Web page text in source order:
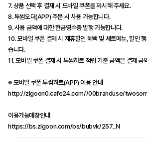
7. 상품 선택 후 결제 시 모바일 쿠폰을 제시해 주세요.
8. 투썸오더(APP) 주문 시 사용 가능합니다.
9. 사용 금액에 대한 현금영수증 발행 가능합니다.
10. 모바일 쿠폰 결제 시 제휴할인 혜택 및 세트메뉴, 할인
습니다.
11. 모바일 쿠폰 결제 시 투썸하트 적립 기준 금액은 결제
※ 모바일 쿠폰 투썸하트(APP) 이용 안내
http://zlgoon0.cafe24.com//00branduse/
이용가능매장안내
https://bs.zlgoon.com/bs/bubvk/257_N